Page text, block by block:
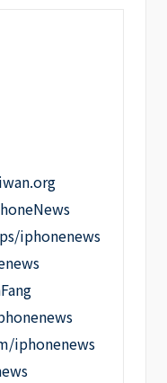
iphonenews
iphonenews